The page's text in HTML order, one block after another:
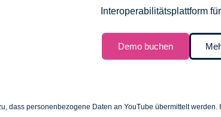
Interoperabilitätsplattform
Demo buchen
dass personenbezogene Daten an YouTube übermittelt